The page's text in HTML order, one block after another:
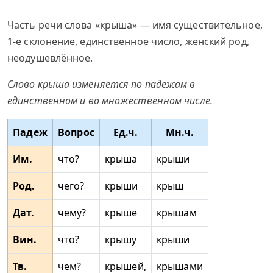
Часть речи слова «крыша» — имя существительное,
1-е склонение, единственное число, женский род,
неодушевлённое.
Слово крыша изменяется по падежам в
единственном и во множественном числе.
Падеж Вопрос Ед.ч.
Мн.ч.
Им.
что? крыша
крыши
Род.
чего? крыши
крыш
Дат.
чему? крыше
крышам
Вин.
что? крышу
крыши
Тв.
чем? крышей, крышами